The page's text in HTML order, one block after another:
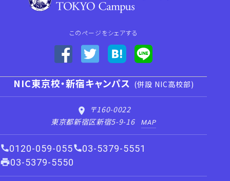
このページをシェアする
NIC東京校・新宿キャンパス (併設 NIC高校部)
〒160-0022
東京都新宿区新宿5-9-16
MAP
0120-059-055
03-5379-5551
03-5379-5550